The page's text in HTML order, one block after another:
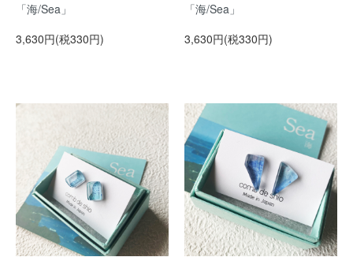
「海/Sea」
3,630円(税330円)
「海/Sea」
3,630円(税330円)